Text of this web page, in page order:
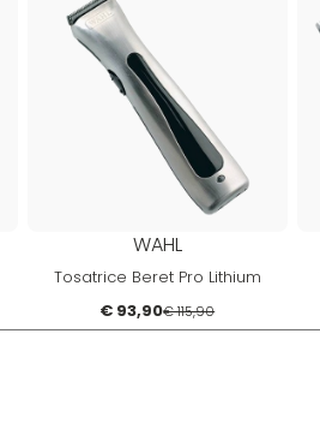
WAHL
Tosatrice Beret Pro Lithium
€ 93,90€ 115,90